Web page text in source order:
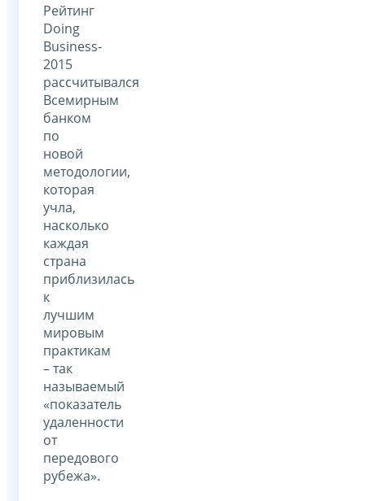
Рейтинг
Doing
Business-
2015
рассчитывался
Всемирным
банком
по
новой
методологии,
которая
учла,
насколько
каждая
страна
приблизилась
к
лучшим
мировым
практикам
– так
называемый
«показатель
удаленности
от
передового
рубежа».